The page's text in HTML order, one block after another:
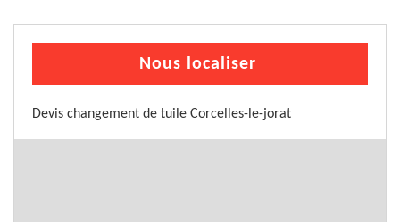
Nous localiser
Devis changement de tuile Corcelles-le-jorat